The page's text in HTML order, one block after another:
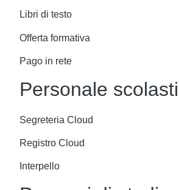
Libri di testo
Offerta formativa
Pago in rete
Personale
Segreteria Cloud
Registro Cloud
Interpello